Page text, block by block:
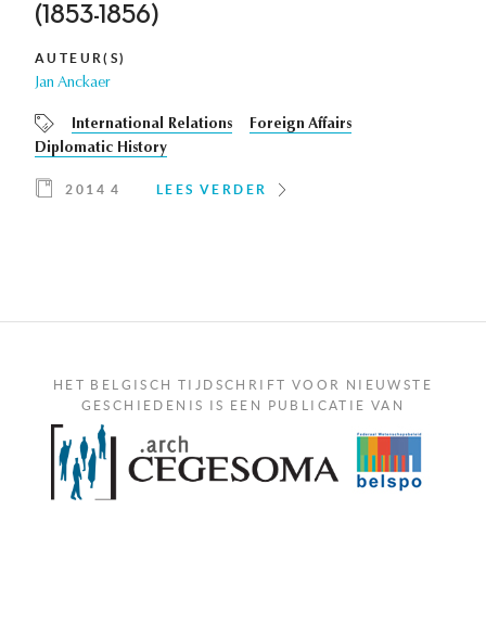
(1853-1856)
AUTEUR(S)
Jan Anckaer
International Relations
Foreign Affairs
Diplomatic History
2014 4 LEES VERDER
HET BELGISCH TIJDSCHRIFT VOOR NIEUWSTE
GESCHIEDENIS IS EEN PUBLICATIE VAN